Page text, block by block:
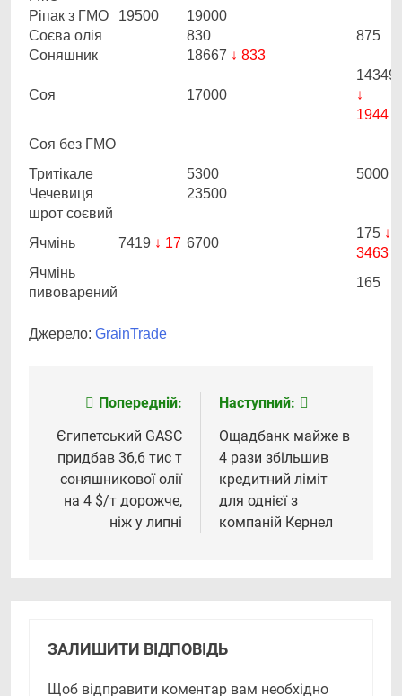
Ріпак з ГМО 19500
19000
Соєва олія
830
875
Соняшник
18667 ↓ 833
Соя 17000
14349
↓
1944
Соя без ГМО
Тритікале
5300
5000
Чечевиця
23500
шрот соєвий
Ячмінь
7419 ↓ 17 6700
175 ↓
3463
Ячмінь
пивоварений
165
Джерело: GrainTrade
Навігація
записів
Попередній:
Єгипетський GASC
придбав 36,6 тис т
соняшникової олії
на 4 $/т дорожче,
ніж у липні
Наступний:
Ощадбанк майже в
4 рази збільшив
кредитний ліміт
для однієї з
компаній Кернел
ЗАЛИШИТИ ВІДПОВІДЬ
Щоб відправити коментар вам необхідно